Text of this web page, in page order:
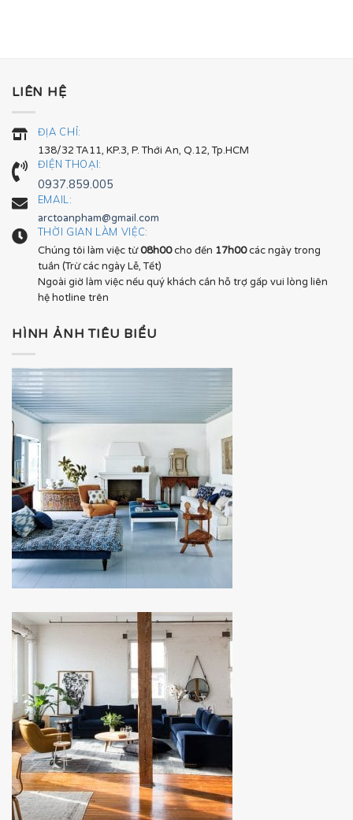
LIÊN HỆ
ĐỊA CHỈ:
138/32 TA11, KP.3, P. Thới An, Q.12, Tp.HCM
ĐIỆN THOẠI:
0937.859.005
EMAIL:
arctoanpham@gmail.com
THỜI GIAN LÀM VIỆC:
Chúng tôi làm việc từ08h00cho đến 17h00các ngày trong
tuần (Trừ các ngày Lễ, Tết)
Ngoài giờ làm việc nếu quý khách cần hỗ trợ gấp vui lòng liên
hệ hotline trên
HÌNH ẢNH TIÊU BIỂU